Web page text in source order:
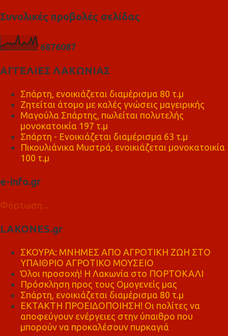
Συνολικές προβολές σελίδας
6876087
ΑΓΓΕΛΙΕΣ ΛΑΚΩΝΙΑΣ
Σπάρτη, ενοικιάζεται διαμέρισμα 80 τ.μ
Ζητείται άτομο με καλές γνώσεις μαγειρικής
Μαγούλα Σπάρτης, πωλείται πολυτελής
μονοκατοικία 197 τ.μ
Σπάρτη - Ενοικιάζεται διαμέρισμα 63 τ.μ
Πικουλιάνικα Μυστρά, ενοικιάζεται μονοκατοικία
100 τ.μ
e-info.gr
Φόρτωση...
LAKONES.gr
ΣΚΟΥΡΑ: ΜΝΗΜΕΣ ΑΠΟ ΑΓΡΟΤΙΚΗ ΖΩΗ ΣΤΟ
ΥΠΑΙΘΡΙΟ ΑΓΡΟΤΙΚΟ ΜΟΥΣΕΙΟ
Όλοι προσοχή! Η Λακωνία στο ΠΟΡΤΟΚΑΛΙ
Πρόσκληση προς τους Ομογενείς μας
Σπάρτη, ενοικιάζεται διαμέρισμα 80 τ.μ
ΕΚΤΑΚΤΗ ΠΡΟΕΙΔΟΠΟΙΗΣΗ! Οι πολίτες να
αποφεύγουν ενέργειες στην ύπαιθρο που
μπορούν να προκαλέσουν πυρκαγιά